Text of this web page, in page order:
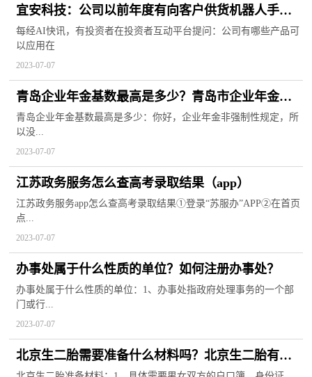
宜安科技：公司以前年度有向客户供货机器人手臂
结构件
每经AI快讯，有投资者在投资者互动平台提问：公司有哪些产品可
以应用在
2023-07-07
青岛企业年金基数最高是多少？青岛市企业年金方
案备案需要什么材料？
青岛企业年金基数最高是多少：你好，企业年金非强制性规定，所
以没...
2023-07-07
江苏政务服务怎么查高考录取结果（app）
江苏政务服务app怎么查高考录取结果①登录“苏服办”APP②在首页
点...
2023-07-07
办事处属于什么性质的单位？如何注册办事处？
办事处属于什么性质的单位：1、办事处指政府处理事务的一个部
门或行...
2023-07-07
北京生二胎需要准备什么材料吗？北京生二胎有奖